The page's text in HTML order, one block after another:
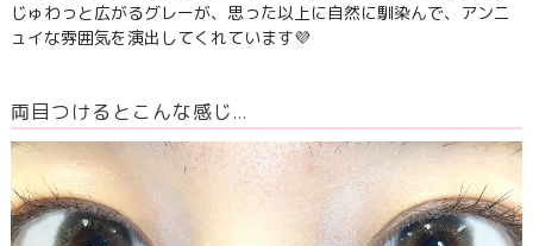
じゅわっと広がるグレーが、思った以上に自然に馴染んで、アンニ
ュイな雰囲気を演出してくれています💜
両目つけるとこんな感じ…